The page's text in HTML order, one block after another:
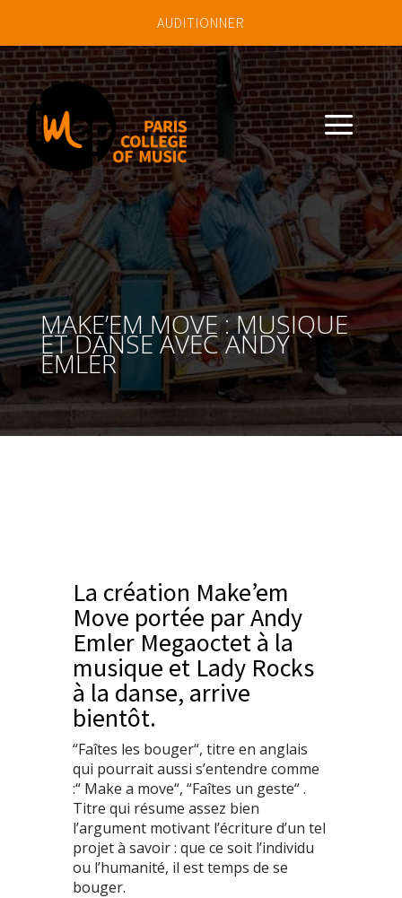
a
AUDITIONNER
MAKE’EM MOVE : MUSIQUE
ET DANSE AVEC ANDY
EMLER
La création Make’em
Move portée par Andy
Emler Megaoctet à la
musique et Lady Rocks
à la danse, arrive
bientôt.
“Faîtes les bouger“, titre en anglais
qui pourrait aussi s’entendre comme
:“ Make a move“, “Faîtes un geste“ .
Titre qui résume assez bien
l’argument motivant l’écriture d’un tel
projet à savoir : que ce soit l’individu
ou l’humanité, il est temps de se
bouger.